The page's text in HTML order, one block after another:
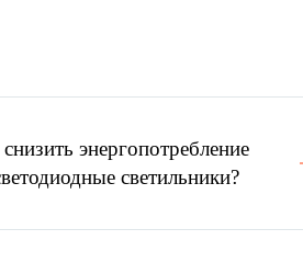
энергопотребление
светильники?